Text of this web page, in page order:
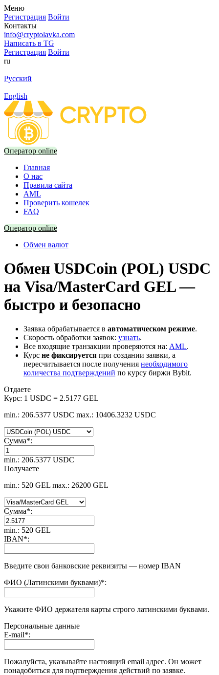
Меню
Регистрация Войти
Контакты
info@cryptolavka.com
Написать в TG
Регистрация Войти
ru
Русский
English
Оператор online
Главная
О нас
Правила сайта
AML
Проверить кошелек
FAQ
Оператор online
Обмен валют
Обмен USDCoin (POL) USDC
на Visa/MasterCard GEL —
быстро и безопасно
Заявка обрабатывается в автоматическом режиме.
Скорость обработки заявок: узнать.
Все входящие транзакции проверяются на: AML.
Курс не фиксируется при создании заявки, а
пересчитывается после получения необходимого
количества подтверждений по курсу биржи Bybit.
Отдаете
Курс: 1 USDC = 2.5177 GEL
min.: 206.5377 USDC max.: 10406.3232 USDC
Сумма*:
min.: 206.5377 USDC
Получаете
min.: 520 GEL max.: 26200 GEL
Сумма*:
min.: 520 GEL
IBAN*:
Введите свои банковские реквизиты — номер IBAN
ФИО (Латинскими буквами)*:
Укажите ФИО держателя карты строго латинскими буквами.
Персональные данные
E-mail*:
Пожалуйста, указывайте настоящий email адрес. Он может
понадобиться для подтверждения действий по заявке.